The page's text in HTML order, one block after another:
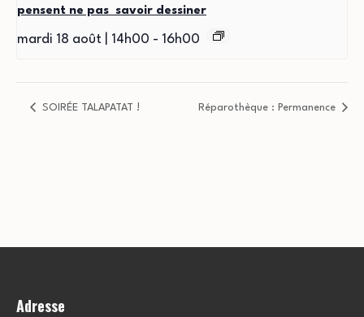
pensent ne pas savoir dessiner
mardi 18 août | 14h00 - 16h00
SOIRÉE TALAPATAT ! Réparothèque : Permanence
Adresse